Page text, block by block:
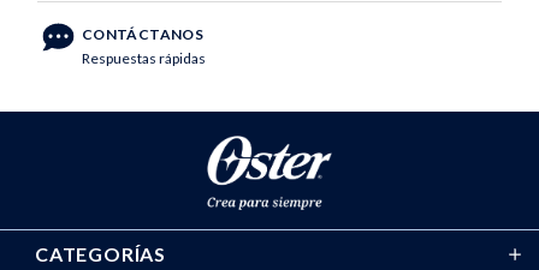
CONTÁCTANOS
Respuestas rápidas
CATEGORÍAS